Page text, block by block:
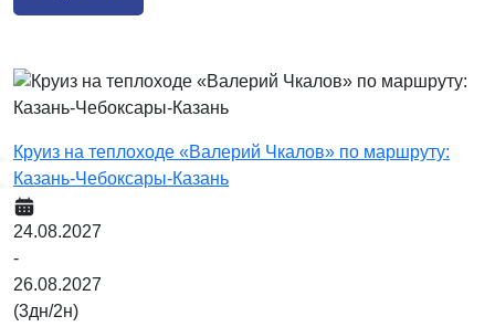
Круиз на теплоходе «Валерий Чкалов» по маршруту:
Казань-Чебоксары-Казань
24.08.2027
-
26.08.2027
(3дн/2н)